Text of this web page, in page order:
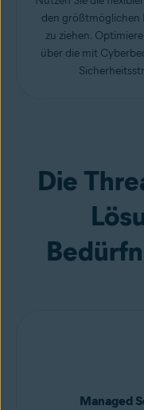
den größtmöglichen
zu ziehen.
über die mit
Die
Managed